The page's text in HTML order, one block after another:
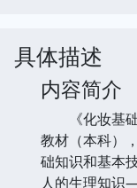
具体描述
内容简介
《化妆基础
教材（本科）
础知识和基本
人的生理知识